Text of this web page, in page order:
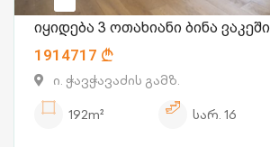
იყიდება 3 ოთახიანი ბინა ვაკეში
1914717
ი. ჭავჭავაძის გამზ.
192m²
სარ. 16